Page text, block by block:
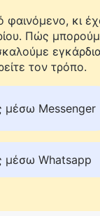
κι
Πώς
τον τρόπο.
μέσω Messenger
μέσω Whatsapp